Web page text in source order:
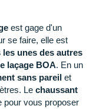
est gage d'un
se faire, elle est
les unes des autres
laçage BOA. En un
sans pareil et
Le chaussant
pour vous proposer